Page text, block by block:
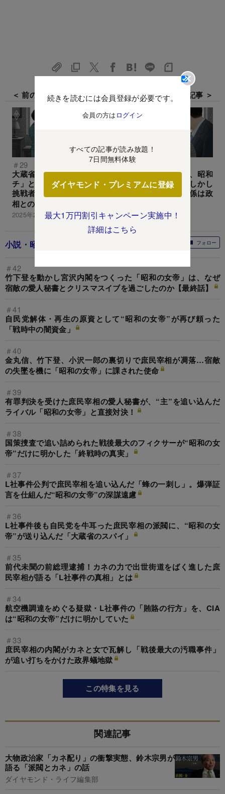
続きを読むには会員登録が必要です。
会員の方は ログイン
すべての記事が読み放題！
7日間無料体験
ダイヤモンド・プレミアムに登録
最大1万円割引キャンペーン実施中！
詳細はこちら
＜ 前の記事
＃29
大蔵省や通産省の「タニマ
チ」となった昭和の女帝に
挑戦者が！史上最年少の蔵
相との相克
2025年2月1日
次の記事 ＞
＃31
庶民宰相が組閣直前、昭和
の女帝に勝利宣言！しかし
女性たちとの歪な関係は政
2025年2月8日
フォロー
小説・昭和の女帝
＃42
竹下登を動かし宮沢内閣をつくった「昭和の女帝」は、なぜ
宿敵の愛人秘書とクリスマスイブを過ごしたのか【最終話】
＃41
自民党解体・再生の原資として“昭和の女帝”が再び頼った
「戦時中の闇資金」
＃40
金丸信、竹下登、小沢一郎の裏切りで庶民宰相が凋落…宿敵
の失墜を機に「昭和の女帝」に課された使命
＃39
有罪判決を受けた庶民宰相の愛人秘書が、“主”を追い込んだ
ライバル「昭和の女帝」と直接対決！
＃38
国策捜査で追い詰められた戦後最大のフィクサーが“昭和の女
帝”だけに明かした「終戦時の真実」
＃37
L社事件公判で庶民宰相を追い込んだ「蜂の一刺し」。爆弾証
言を仕組んだ“昭和の女帝”の深謀遠慮
＃36
L社事件後も自民党を牛耳った庶民宰相の派閥に、“昭和の女
帝”が送り込んだ「大蔵省のスパイ」
＃35
前代未聞の前総理逮捕！カネの力で出世街道をばく進した庶
民宰相が語る「L社事件の真相」とは
＃34
航空機調達をめぐる疑獄・L社事件の「賄賂の行方」を、CIA
は“昭和の女帝”だけに明かしていた
＃33
庶民宰相の内閣がカネと女で瓦解し「戦後最大の汚職事件」
が追い打ちをかけた政界蟻地獄
この特集を見る
関連記事
大物政治家「カネ配り」の衝撃実態、鈴木宗男が
語る「派閥とカネ」の話
ダイヤモンド・ライフ編集部